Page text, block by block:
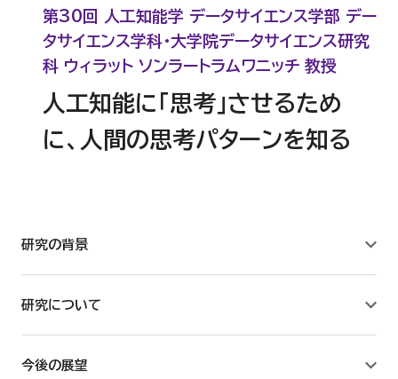
第30回 人工知能学 データサイエンス学部 デー
タサイエンス学科・大学院データサイエンス研究
科 ウィラット ソンラートラムワニッチ 教授
人工知能に「思考」させるため
に、人間の思考パターンを知る
研究の背景
研究について
今後の展望
人間科学研究所
建築研究所
教職センター
教育学研究所
薬学研究所